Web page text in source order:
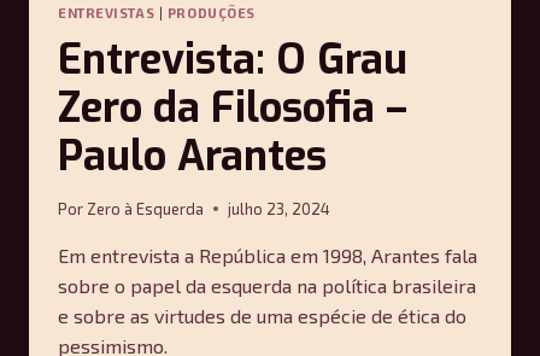
ENTREVISTAS | PRODUÇÕES
Entrevista: O Grau
Zero da Filosofia –
Paulo Arantes
Por Zero à Esquerda julho 23, 2024
Em entrevista a República em 1998, Arantes fala
sobre o papel da esquerda na política brasileira
e sobre as virtudes de uma espécie de ética do
pessimismo.